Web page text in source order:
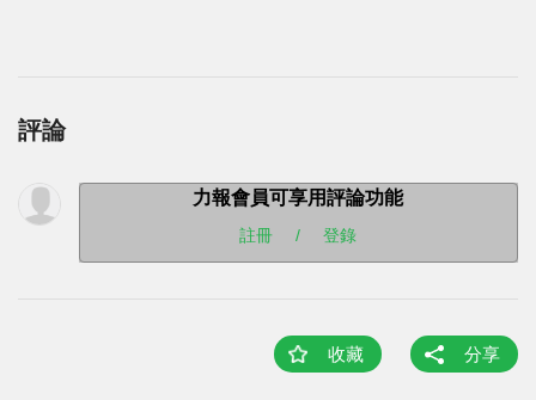
評論
力報會員可享用評論功能
註冊 / 登錄
收藏 分享